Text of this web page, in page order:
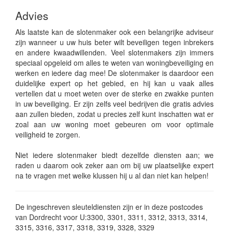
Advies
Als laatste kan de slotenmaker ook een belangrijke adviseur
zijn wanneer u uw huis beter wilt beveiligen tegen inbrekers
en andere kwaadwillenden. Veel slotenmakers zijn immers
speciaal opgeleid om alles te weten van woningbeveiliging en
werken en iedere dag mee! De slotenmaker is daardoor een
duidelijke expert op het gebied, en hij kan u vaak alles
vertellen dat u moet weten over de sterke en zwakke punten
in uw beveiliging. Er zijn zelfs veel bedrijven die gratis advies
aan zullen bieden, zodat u precies zelf kunt inschatten wat er
zoal aan uw woning moet gebeuren om voor optimale
veiligheid te zorgen.
Niet iedere slotenmaker biedt dezelfde diensten aan; we
raden u daarom ook zeker aan om bij uw plaatselijke expert
na te vragen met welke klussen hij u al dan niet kan helpen!
De ingeschreven sleuteldiensten zijn er in deze postcodes
van Dordrecht voor U:3300, 3301, 3311, 3312, 3313, 3314,
3315, 3316, 3317, 3318, 3319, 3328, 3329